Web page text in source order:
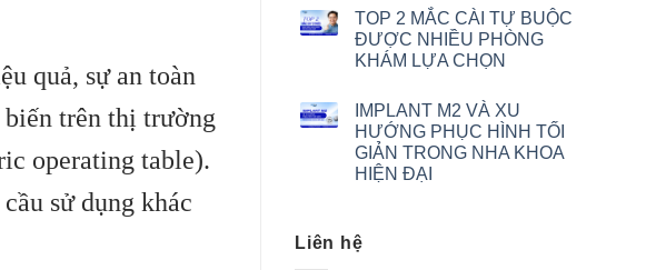
quả, sự an toàn
trên thị trường
operating table).
sử dụng khác
TOP 2 MẮC CÀI TỰ BUỘC
ĐƯỢC NHIỀU PHÒNG
KHÁM LỰA CHỌN
IMPLANT M2 VÀ XU
HƯỚNG PHỤC HÌNH TỐI
GIẢN TRONG NHA KHOA
HIỆN ĐẠI
Liên hệ